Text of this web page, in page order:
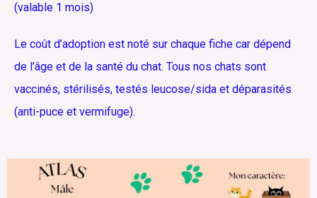
(valable 1 mois)
Le coût d’adoption est noté sur chaque fiche car dépend
de l’âge et de la santé du chat. Tous nos chats sont
vaccinés, stérilisés, testés leucose/sida et déparasités
(anti-puce et vermifuge).